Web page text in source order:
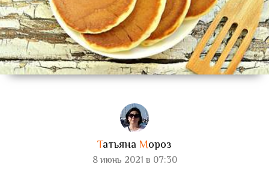
Татьяна Мороз
8 июнь 2021 в 07:30